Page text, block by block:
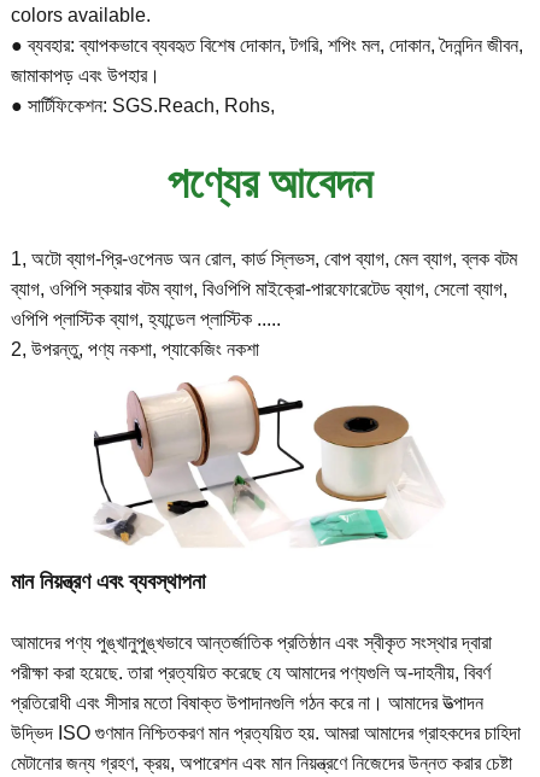
colors available.
● ব্যবহার: ব্যাপকভাবে ব্যবহৃত বিশেষ দোকান, টগরি, শপিং মল, দোকান, দৈনন্দিন জীবন,
জামাকাপড় এবং উপহার।
● সার্টিফিকেশন: SGS.Reach, Rohs,
পণ্যের আবেদন
1, অটো ব্যাগ-প্রি-ওপেনড অন রোল, কার্ড স্লিভস, বোপ ব্যাগ, মেল ব্যাগ, ব্লক বটম
ব্যাগ, ওপিপি স্কয়ার বটম ব্যাগ, বিওপিপি মাইক্রো-পারফোরেটেড ব্যাগ, সেলো ব্যাগ,
ওপিপি প্লাস্টিক ব্যাগ, হ্যান্ডেল প্লাস্টিক .....
2, উপরন্তু, পণ্য নকশা, প্যাকেজিং নকশা
মান নিয়ন্ত্রণ এবং ব্যবস্থাপনা
আমাদের পণ্য পুঙ্খানুপুঙ্খভাবে আন্তর্জাতিক প্রতিষ্ঠান এবং স্বীকৃত সংস্থার দ্বারা
পরীক্ষা করা হয়েছে. তারা প্রত্যয়িত করেছে যে আমাদের পণ্যগুলি অ-দাহনীয়, বিবর্ণ
প্রতিরোধী এবং সীসার মতো বিষাক্ত উপাদানগুলি গঠন করে না। আমাদের উত্পাদন
উদ্ভিদ ISO গুণমান নিশ্চিতকরণ মান প্রত্যয়িত হয়. আমরা আমাদের গ্রাহকদের চাহিদা
মেটানোর জন্য গ্রহণ, ক্রয়, অপারেশন এবং মান নিয়ন্ত্রণে নিজেদের উন্নত করার চেষ্টা